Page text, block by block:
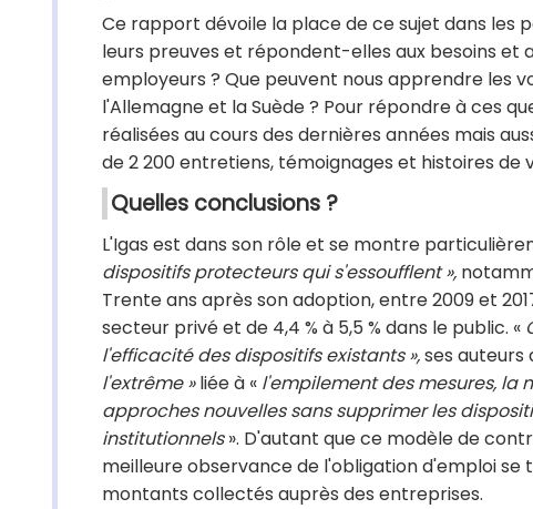
Ce rapport dévoile la place de ce sujet dans les
leurs preuves et répondent-elles aux besoins et
employeurs ? Que peuvent nous apprendre les
l'Allemagne et la Suède ? Pour répondre à ces
réalisées au cours des dernières années mais
de 2 200 entretiens, témoignages et histoires de
Quelles conclusions ?
L'Igas est dans son rôle et se montre
dispositifs protecteurs qui s'essoufflent »,
Trente ans après son adoption, entre 2009 et
secteur privé et de 4,4 % à 5,5 % dans le public. «
l'efficacité des dispositifs existants »,ses auteurs
l'extrême »liée à « l'empilement des mesures, la
approches nouvelles sans supprimer les
institutionnels». D'autant que ce modèle de
meilleure observance de l'obligation d'emploi
montants collectés auprès des entreprises.